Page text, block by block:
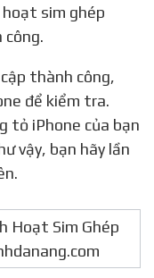
hoạt sim ghép
để kiểm tra.
tỏ iPhone của bạn
vậy, bạn hãy lần